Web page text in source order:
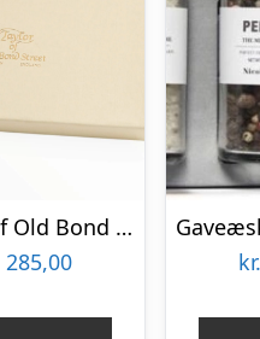
Taylor Of Old Bond Street Gavesæt med Badesæber, 3 stk.
285,00
kr.